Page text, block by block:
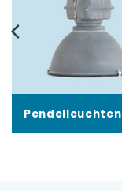
Pendelleuchten